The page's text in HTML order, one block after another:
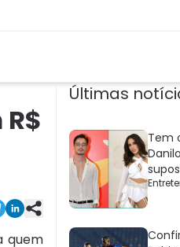
quem
Últimas
Tem